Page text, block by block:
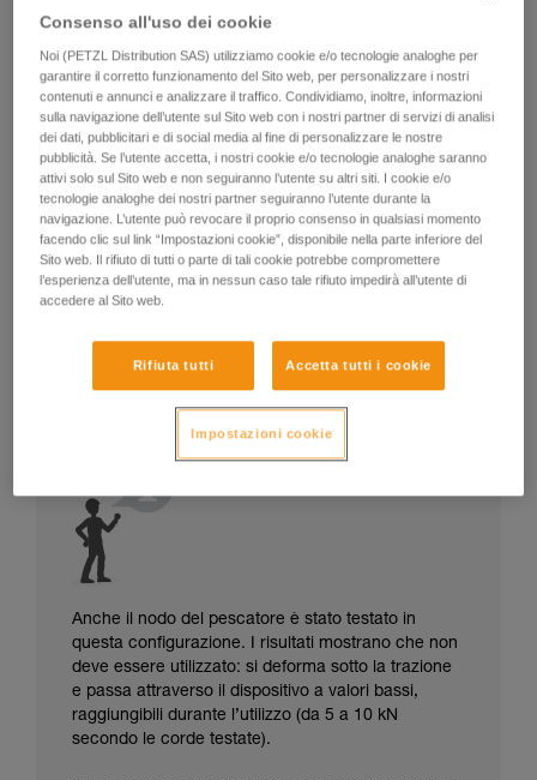
Anche il nodo del pescatore è stato testato in
questa configurazione. I risultati mostrano che non
deve essere utilizzato: si deforma sotto la trazione
e passa attraverso il dispositivo a valori bassi,
raggiungibili durante l’utilizzo (da 5 a 10 kN
secondo le corde testate).
Consenso all'uso dei cookie
Noi (PETZL Distribution SAS) utilizziamo cookie e/o tecnologie analoghe per
garantire il corretto funzionamento del Sito web, per personalizzare i nostri
contenuti e annunci e analizzare il traffico. Condividiamo, inoltre, informazioni
sulla navigazione dell’utente sul Sito web con i nostri partner di servizi di analisi
dei dati, pubblicitari e di social media al fine di personalizzare le nostre
pubblicità. Se l’utente accetta, i nostri cookie e/o tecnologie analoghe saranno
attivi solo sul Sito web e non seguiranno l’utente su altri siti. I cookie e/o
tecnologie analoghe dei nostri partner seguiranno l’utente durante la
navigazione. L’utente può revocare il proprio consenso in qualsiasi momento
facendo clic sul link “Impostazioni cookie”, disponibile nella parte inferiore del
Sito web. Il rifiuto di tutti o parte di tali cookie potrebbe compromettere
l’esperienza dell’utente, ma in nessun caso tale rifiuto impedirà all’utente di
accedere al Sito web.
Rifiuta tutti Accetta tutti i cookie
Impostazioni cookie